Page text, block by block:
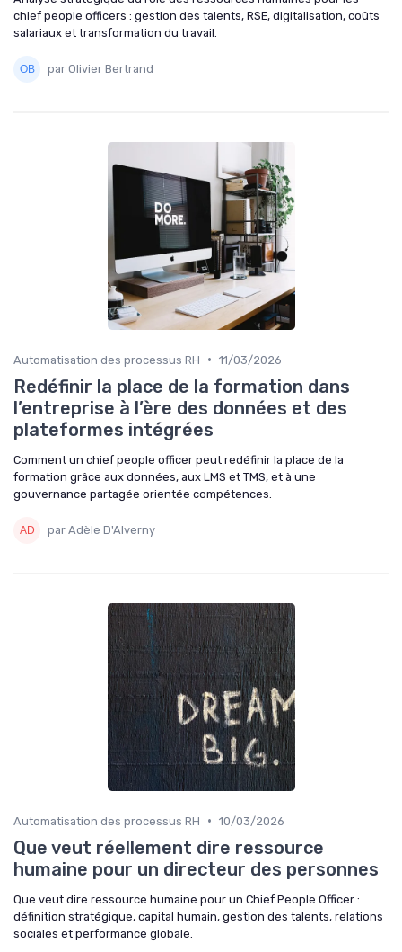
chief people officers : gestion des talents, RSE, digitalisation, coûts
salariaux et transformation du travail.
par Olivier Bertrand
Automatisation des processus RH • 11/03/2026
Redéfinir la place de la formation dans
l’entreprise à l’ère des données et des
plateformes intégrées
Comment un chief people officer peut redéfinir la place de la
formation grâce aux données, aux LMS et TMS, et à une
gouvernance partagée orientée compétences.
par Adèle D'Alverny
Automatisation des processus RH • 10/03/2026
Que veut réellement dire ressource
humaine pour un directeur des personnes
Que veut dire ressource humaine pour un Chief People Officer :
définition stratégique, capital humain, gestion des talents, relations
sociales et performance globale.